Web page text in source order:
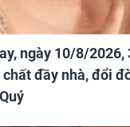
ngày 10/8/2026,
đầy nhà, đổi